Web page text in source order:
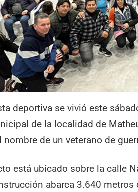
deportiva se vivió este
de la localidad de
nombre de un veterano de
está ubicado sobre la calle
abarca 3.640